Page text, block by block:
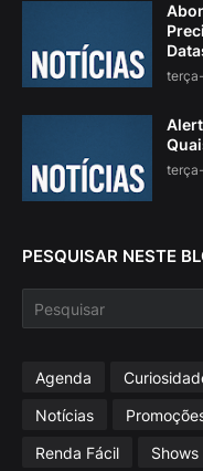
PESQUISAR NESTE
Agenda
Notícias
Renda Fácil
Shows